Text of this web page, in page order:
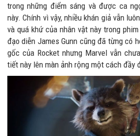
trong những điểm sáng và được ca
này. Chính vì vậy, nhiều khán giả vẫn
và quá khứ của nhân vật này trong
đạo diễn James Gunn cũng đã từng có
gốc của Rocket nhưng Marvel vẫn
tiết này lên màn ảnh rộng một cách đầy